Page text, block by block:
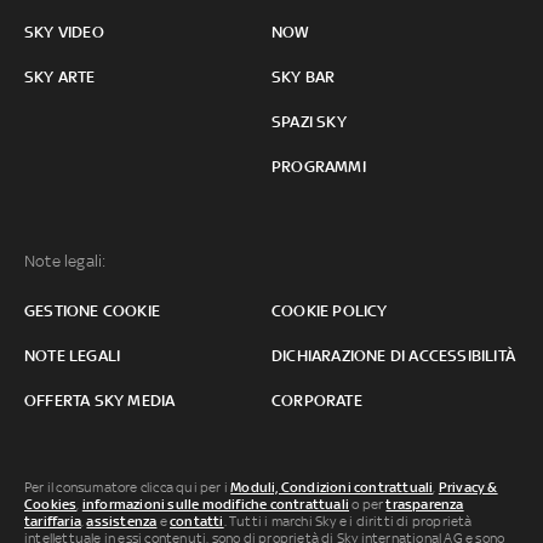
SKY VIDEO
SKY ARTE
NOW
SKY BAR
SPAZI SKY
PROGRAMMI
Note legali:
GESTIONE COOKIE COOKIE POLICY
NOTE LEGALI DICHIARAZIONE DI ACCESSIBILITÀ
OFFERTA SKY MEDIA CORPORATE
Per il consumatore clicca qui per iModuli, Condizioni contrattuali Privacy &
Cookies informazioni sulle modifiche contrattuali o pertrasparenza
tariffaria ,assistenza econtatti . Tutti i marchi Sky e i diritti di proprietà
intellettuale in essi contenuti, sono di proprietà di Sky international AG e sono